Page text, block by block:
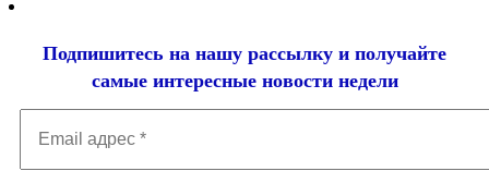
Подпишитесь на нашу рассылку и получайте
самые интересные новости недели
адрес
*